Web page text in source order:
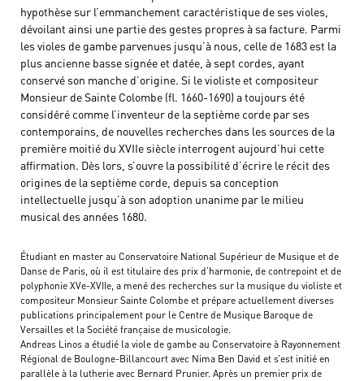
hypothèse sur l’emmanchement caractéristique de ses violes,
dévoilant ainsi une partie des gestes propres à sa facture. Parmi
les violes de gambe parvenues jusqu’à nous, celle de 1683 est la
plus ancienne basse signée et datée, à sept cordes, ayant
conservé son manche d’origine. Si le violiste et compositeur
Monsieur de Sainte Colombe (fl. 1660-1690) a toujours été
considéré comme l’inventeur de la septième corde par ses
contemporains, de nouvelles recherches dans les sources de la
première moitié du XVIIe siècle interrogent aujourd’hui cette
affirmation. Dès lors, s’ouvre la possibilité d’écrire le récit des
origines de la septième corde, depuis sa conception
intellectuelle jusqu’à son adoption unanime par le milieu
musical des années 1680.
Étudiant en master au Conservatoire National Supérieur de Musique et de
Danse de Paris, où il est titulaire des prix d’harmonie, de contrepoint et de
polyphonie XVe-XVIIe, a mené des recherches sur la musique du violiste et
compositeur Monsieur Sainte Colombe et prépare actuellement diverses
publications principalement pour le Centre de Musique Baroque de
Versailles et la Société française de musicologie.
Andreas Linos a étudié la viole de gambe au Conservatoire à Rayonnement
Régional de Boulogne-Billancourt avec Nima Ben David et s’est initié en
parallèle à la lutherie avec Bernard Prunier. Après un premier prix de